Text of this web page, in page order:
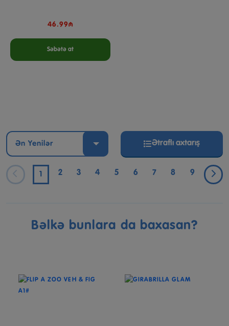
46.99₼
Səbətə at
Ən Yenilər Ətraflı axtarış
1 2 3 4 5 6 7 8 9
Bəlkə bunlara da baxasan?